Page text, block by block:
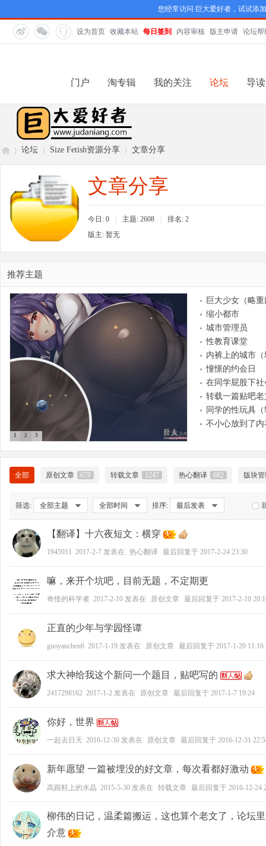
您经常访问 巨大爱好者，试试添
设为首页 收藏本站 每日签到 内容审核 版主申请 论坛帮
门户 淘专辑 我的关注 论坛 导读
»
论坛
›
Size Fetish资源分享 文章分享
文章分享
今日: 0 主题: 2608 排名: 2
版主: 暂无
推荐主题
1 2 3
巨大少女（略
缩小都市
城市管理员
性教育课堂
内裤上的城市
憧憬的约会日
在同学屁股下
转载一篇贴吧老
同学的性玩具
不小心放到了
全部 原创文章 678 转载文章 1247 热心翻译 682 版块
筛选: 全部主题 全部时间 排序: 最后发表
【翻译】十六夜短文：横穿
1945911 2017-2-7 发表在 热心翻译 最后回复于 2017-2-24 23:30
嘛，来开个坑吧，目前无题，不定期更
奇怪的科学者 2017-2-10 发表在 原创文章 最后回复于 2017-2-10
正直的少年与学园怪谭
guoyanchen6 2017-1-19 发表在 原创文章 最后回复于 2017-1-20 11:16
求大神给我这个新问一个题目，贴吧写的
2417298162 2017-1-2 发表在 原创文章 最后回复于 2017-1-7 19:24
你好，世界
一起去日天 2016-12-30 发表在 原创文章 最后回复于 2016-12-31
新年愿望 一篇被埋没的好文章，每次看都好激动
高跟鞋上的水晶 2015-5-30 发表在 转载文章 最后回复于 2016-12-24
柳伟的日记，温柔篇搬运，这也算个老文了，论坛
介意